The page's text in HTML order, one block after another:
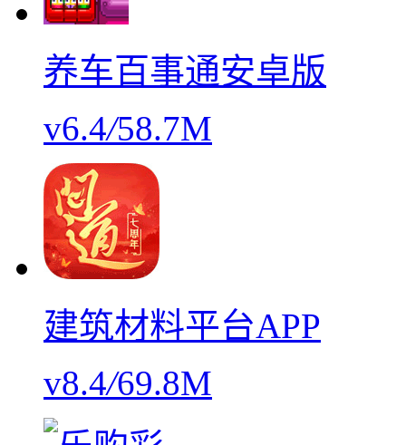
养车百事通安卓版
v6.4/58.7M
建筑材料平台APP
v8.4/69.8M